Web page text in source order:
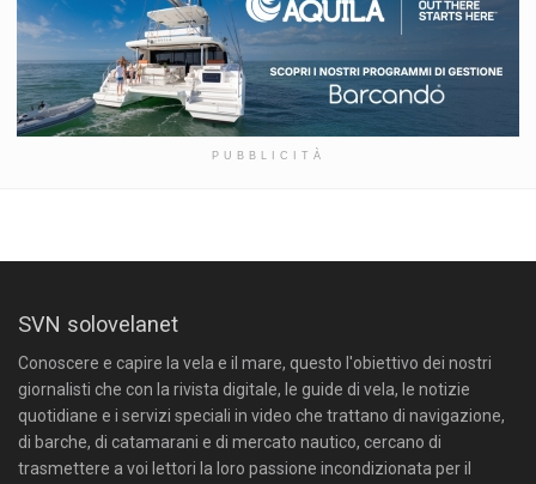
PUBBLICITÀ
SVN solovelanet
Conoscere e capire la vela e il mare, questo l'obiettivo dei nostri
giornalisti che con la rivista digitale, le guide di vela, le notizie
quotidiane e i servizi speciali in video che trattano di navigazione,
di barche, di catamarani e di mercato nautico, cercano di
trasmettere a voi lettori la loro passione incondizionata per il